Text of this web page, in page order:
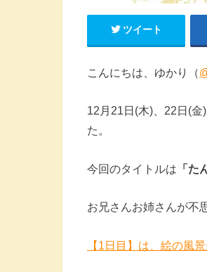
ツイート
こんにちは、ゆかり（
12月21日(木)、22日(
た。
今回のタイトルは 「た
お兄さんお姉さんが不
【1日目】は、絵の風